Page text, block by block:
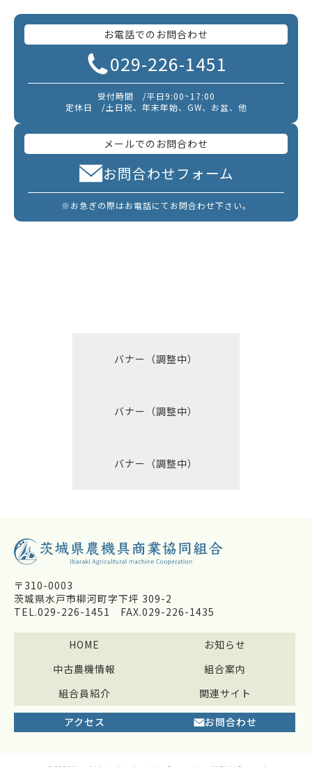
お電話でのお問合わせ
029-226-1451
受付時間 /平日9:00~17:00
定休日 /土日祝、年末年始、GW、お盆、他
メールでのお問合わせ
お問合わせフォーム
※お急ぎの際はお電話にてお問合わせ下さい。
バナー（調整中）
バナー（調整中）
バナー（調整中）
〒310-0003
茨城県水戸市柳河町字下坪 309-2
TEL.029-226-1451 FAX.029-226-1435
HOME
お知らせ
中古農機情報
組合案内
組合員紹介
関連サイト
アクセス お問合わせ